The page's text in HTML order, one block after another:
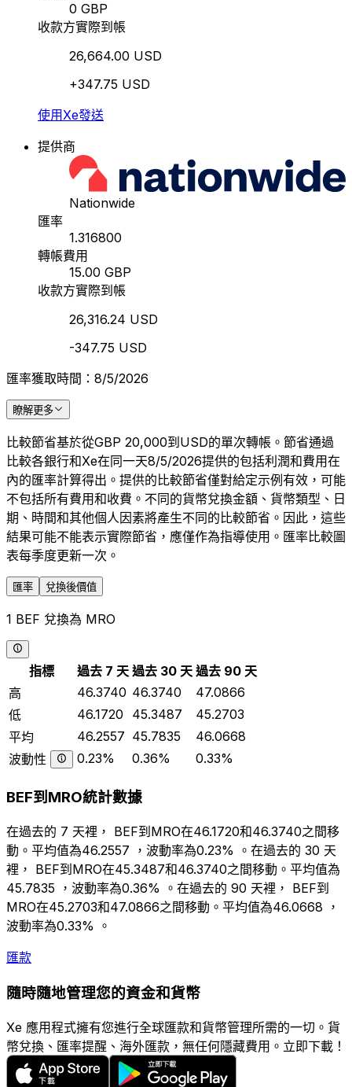
0 GBP
收款方實際到帳
26,664.00 USD
+347.75 USD
使用Xe發送
提供商
Nationwide
匯率
1.316800
轉帳費用
15.00 GBP
收款方實際到帳
26,316.24 USD
-347.75 USD
匯率獲取時間：8/5/2026
瞭解更多
比較節省基於從GBP 20,000到USD的單次轉帳。節省通過
比較各銀行和Xe在同一天8/5/2026提供的包括利潤和費用在
內的匯率計算得出。提供的比較節省僅對給定示例有效，可能
不包括所有費用和收費。不同的貨幣兌換金額、貨幣類型、日
期、時間和其他個人因素將產生不同的比較節省。因此，這些
結果可能不能表示實際節省，應僅作為指導使用。匯率比較圖
表每季度更新一次。
匯率 兌換後價值
1 BEF 兌換為 MRO
指標 過去 7 天 過去 30 天 過去 90 天
高
46.3740 46.3740
47.0866
低
46.1720 45.3487
45.2703
平均
46.2557 45.7835
46.0668
波動性
0.23% 0.36% 0.33%
BEF到MRO統計數據
在過去的 7 天裡， BEF到MRO在46.1720和46.3740之間移
動。平均值為46.2557 ，波動率為0.23% 。在過去的 30 天
裡， BEF到MRO在45.3487和46.3740之間移動。平均值為
45.7835 ，波動率為0.36% 。在過去的 90 天裡， BEF到
MRO在45.2703和47.0866之間移動。平均值為46.0668 ，
波動率為0.33% 。
匯款
隨時隨地管理您的資金和貨幣
Xe 應用程式擁有您進行全球匯款和貨幣管理所需的一切。貨
幣兌換、匯率提醒、海外匯款，無任何隱藏費用。立即下載！